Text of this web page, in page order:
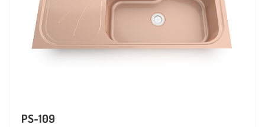
PS-109